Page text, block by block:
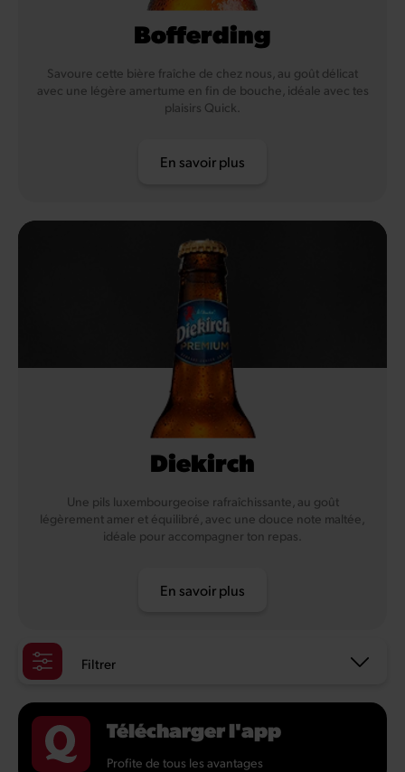
Bofferding
Savoure cette bière fraîche de chez nous, au goût délicat
avec une légère amertume en fin de bouche, idéale avec tes
plaisirs Quick.
En savoir plus
Diekirch
Une pils luxembourgeoise rafraîchissante, au goût
légèrement amer et équilibré, avec une douce note maltée,
idéale pour accompagner ton repas.
En savoir plus
Filtrer
Télécharger l'app
Profite de tous les avantages